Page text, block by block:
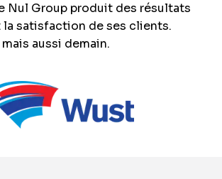
Nul Group produit des résultats
la satisfaction de ses clients.
aussi demain.